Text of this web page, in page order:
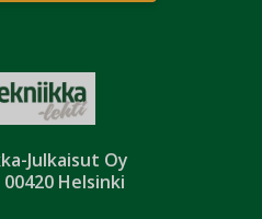
Julkaisut Oy
Helsinki